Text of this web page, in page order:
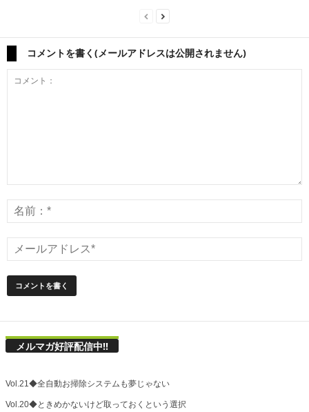
コメントを書く(メールアドレスは公開されません)
メルマガ好評配信中!!
Vol.21◆全自動お掃除システムも夢じゃない
Vol.20◆ときめかないけど取っておくという選択